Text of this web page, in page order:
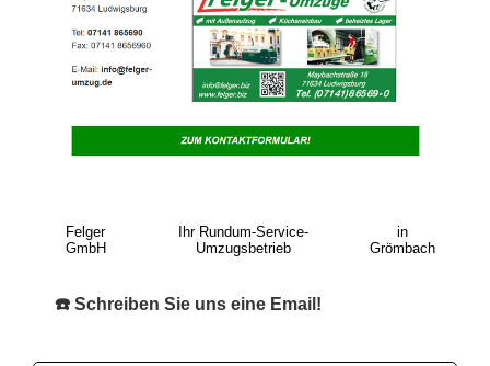
Felger
GmbH
Ihr Rundum-Service-
Umzugsbetrieb
in
Grömbach
☎️ Schreiben Sie uns eine Email!